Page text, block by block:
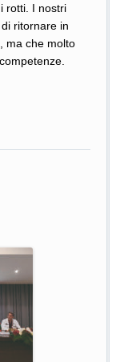
rotti. I nostri
ritornare in
ma che molto